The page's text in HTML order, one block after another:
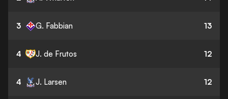
3 G. Fabbian 13
4 J. de Frutos 12
4 J. Larsen 12